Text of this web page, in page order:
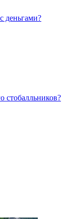
деньгами?
стобалльников?